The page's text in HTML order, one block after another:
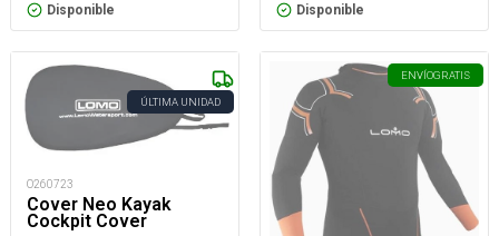
Disponible Disponible
ÚLTIMA UNIDAD
O260723
Cover Neo Kayak
Cockpit Cover
ENVÍOGRATIS